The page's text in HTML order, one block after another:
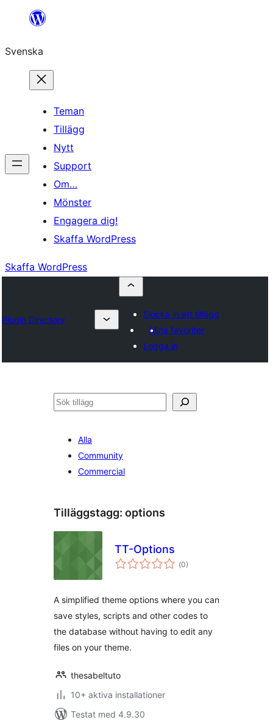
Hoppa
innehåll
Svenska
Teman
Tillägg
Nytt
Support
Om…
Mönster
Engagera dig!
Skaffa WordPress
Skaffa WordPress
Plugin Directory
Skicka in ett tillägg
Mina favoriter
Logga in
Sök
Alla
Community
Commercial
Tilläggstagg: options
TT-Options
(Totalt
antal
0)
A simplified theme options where you can
save styles, scripts and other codes to
the database without having to edit any
files on your theme.
thesabeltuto
10+ aktiva installationer
Testat med 4.9.30